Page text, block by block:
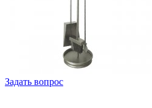
Задать вопрос